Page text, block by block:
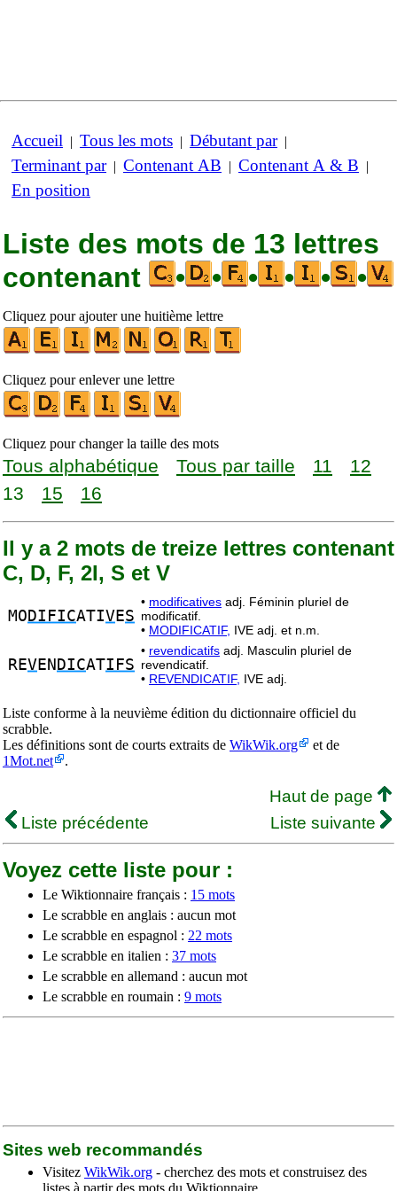
Accueil | Tous les mots | Débutant par|
Terminant par| Contenant AB | Contenant A & B |
En position
Liste des mots de 13 lettres
contenant
• • • • • •
Cliquez pour ajouter une huitième lettre
Cliquez pour enlever une lettre
Cliquez pour changer la taille des mots
Tous alphabétique Tous par taille 11
12
13
15 16
Il y a 2 mots de treize lettres contenant
C, D, F, 2I, S et V
MO DIFICATIVES
• modificatives adj. Féminin pluriel de
modificatif.
• MODIFICATIF, IVE adj. et n.m.
REVEN DICATIFS
• revendicatifs adj. Masculin pluriel de
revendicatif.
• REVENDICATIF, IVE adj.
Liste conforme à la neuvième édition du dictionnaire officiel du
scrabble.
Les définitions sont de courts extraits de WikWik.org
et de
1Mot.net
.
Haut de page
Liste précédente
Liste suivante
Voyez cette liste pour :
Le Wiktionnaire français : 15 mots
Le scrabble en anglais : aucun mot
Le scrabble en espagnol : 22 mots
Le scrabble en italien : 37 mots
Le scrabble en allemand : aucun mot
Le scrabble en roumain : 9 mots
Sites web recommandés
Visitez WikWik.org - cherchez des mots et construisez des
listes à partir des mots du Wiktionnaire.